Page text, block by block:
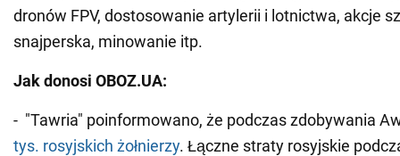
dronów FPV, dostosowanie artylerii i lotnictwa, akcje
snajperska, minowanie itp.
Jak donosi OBOZ.UA:
- "Tawria" poinformowano, że podczas zdobywania
tys. rosyjskich żołnierzy. Łączne straty rosyjskie